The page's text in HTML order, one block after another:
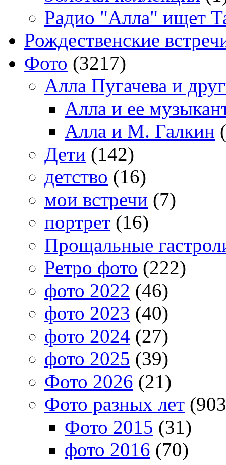
Радио "Алла" ищет
Рождественские
Фото (3217)
Алла Пугачева и
Алла и ее
Алла и М. Галкин
Дети (142)
детство (16)
мои встречи (7)
портрет (16)
Прощальные
Ретро фото (222)
фото 2022 (46)
фото 2023 (40)
фото 2024 (27)
фото 2025 (39)
Фото 2026 (21)
Фото разных лет
Фото 2015 (31)
фото 2016 (70)